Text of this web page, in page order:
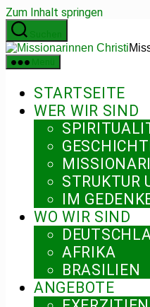
Zum Inhalt springen
STARTSEITE
WER WIR SIND
STRUKTUR
IM
WO WIR SIND
AFRIKA
BRASILIEN
ANGEBOTE